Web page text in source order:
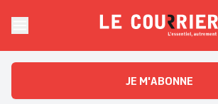
Le Courrier
JE M'ABONNE